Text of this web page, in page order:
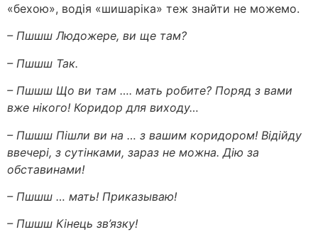
«бехою», водія «шишаріка» теж знайти не можемо.
– Пшшш Людожере, ви ще там?
– Пшшш Так.
– Пшшш Що ви там …. мать робите? Поряд з вами
вже нікого! Коридор для виходу…
– Пшшш Пішли ви на … з вашим коридором! Відійду
ввечері, з сутінками, зараз не можна. Дію за
обставинами!
– Пшшш … мать! Приказываю!
– Пшшш Кінець зв’язку!